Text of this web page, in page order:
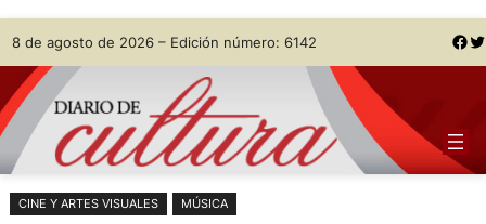
Saltar
al
contenido
Skip
to
content
8 de agosto de 2026 – Edición número: 6142 Facebook Twitter
CINE Y ARTES VISUALES MÚSICA